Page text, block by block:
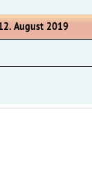
August 2019